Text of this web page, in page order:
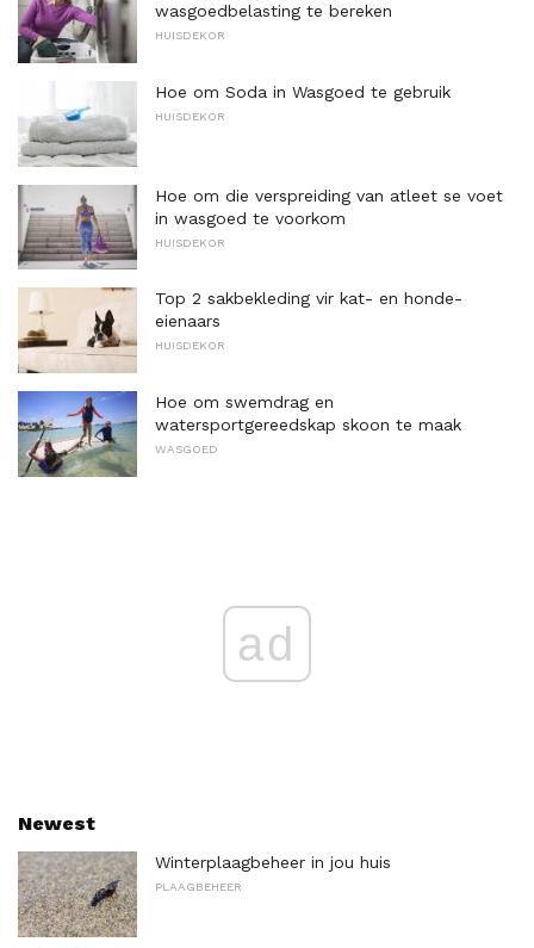
wasgoedbelasting te bereken
HUISDEKOR
Hoe om Soda in Wasgoed te gebruik
HUISDEKOR
Hoe om die verspreiding van atleet se voet
in wasgoed te voorkom
HUISDEKOR
Top 2 sakbekleding vir kat- en honde-
eienaars
HUISDEKOR
Hoe om swemdrag en
watersportgereedskap skoon te maak
WASGOED
ad
Newest
Winterplaagbeheer in jou huis
PLAAGBEHEER